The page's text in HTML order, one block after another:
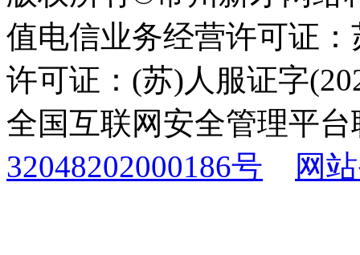
值电信业务经营许可证
许可证：(苏)人服证字
全国互联网安全管理平
32048202000186号
网